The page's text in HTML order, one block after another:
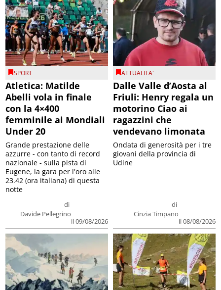
SPORT
Atletica: Matilde
Abelli vola in finale
con la 4×400
femminile ai Mondiali
Under 20
di
Davide Pellegrino
il 09/08/2026
Grande prestazione delle
azzurre - con tanto di record
nazionale - sulla pista di
Eugene, la gara per l'oro alle
23.42 (ora italiana) di questa
notte
ATTUALITA'
Dalle Valle d’Aosta al
Friuli: Henry regala un
motorino Ciao ai
ragazzini che
vendevano limonata
di
Cinzia Timpano
il 08/08/2026
Ondata di generosità per i tre
giovani della provincia di
Udine